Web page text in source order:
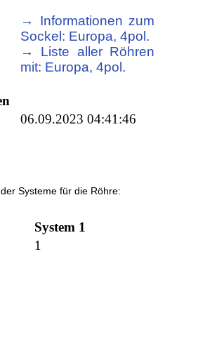
→ Informationen zum
Sockel: Europa, 4pol.
→ Liste aller Röhren
mit: Europa, 4pol.
06.09.2023 04:41:46
Systeme für die Röhre:
System 1
1